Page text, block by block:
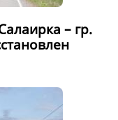
– гр.